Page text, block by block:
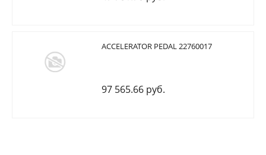
ACCELERATOR PEDAL 22760017
97 565.66 руб.